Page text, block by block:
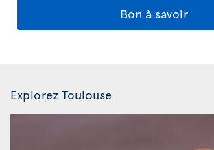
Bon à savoir
Explorez Toulouse